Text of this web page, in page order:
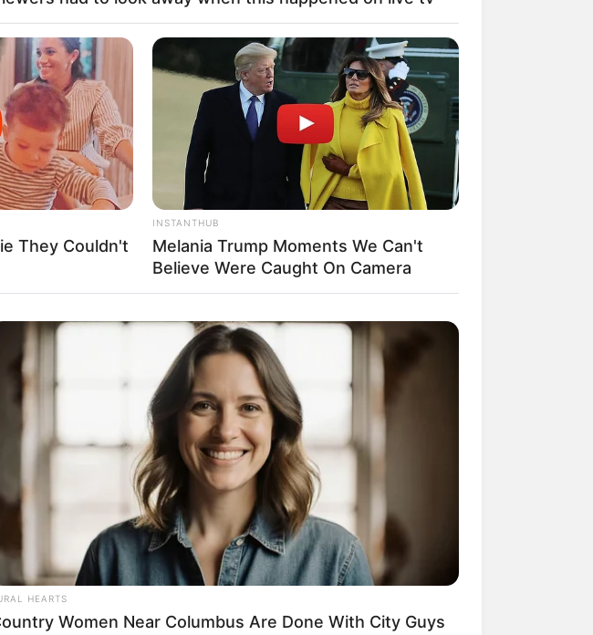
Fail! 10 Potret Makanan Gagal
Dimasak yang Bikin Kamu
Nggak Selera
10 Pose Manekin Anti
Banget
8 Kata Lucu Seputar Malam
Minggu ala Jomblo yang Bikin
Ngenes
They Couldn't
INSTANTHUB
Melania Trump Moments We Can't
Believe Were Caught On Camera
HEARTS
Women Near Columbus Are Done With City Guys